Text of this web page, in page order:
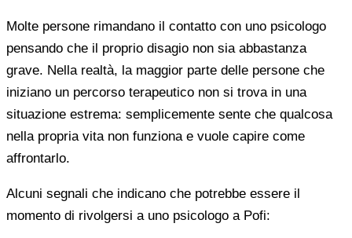
Molte persone rimandano il contatto con uno psicologo
pensando che il proprio disagio non sia abbastanza
grave. Nella realtà, la maggior parte delle persone che
iniziano un percorso terapeutico non si trova in una
situazione estrema: semplicemente sente che qualcosa
nella propria vita non funziona e vuole capire come
affrontarlo.
Alcuni segnali che indicano che potrebbe essere il
momento di rivolgersi a uno psicologo a Pofi: